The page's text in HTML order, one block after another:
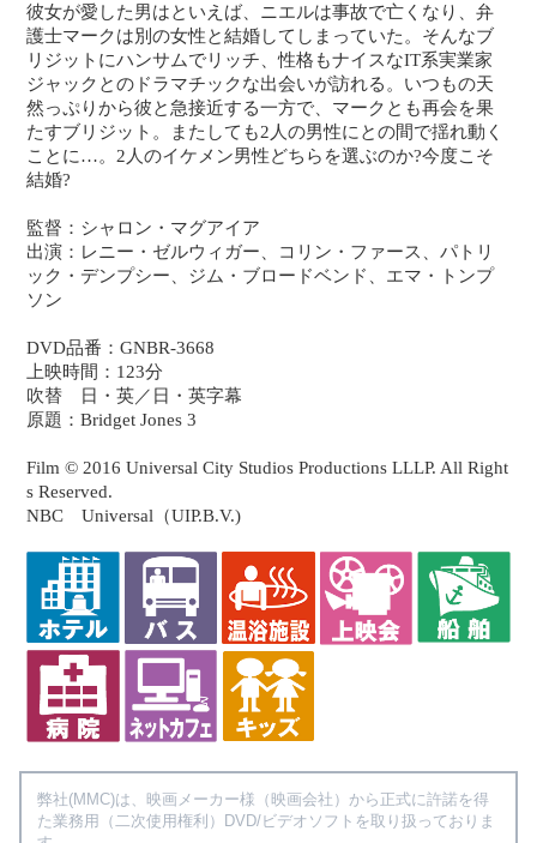
彼女が愛した男はといえば、ニエルは事故で亡くなり、弁
護士マークは別の女性と結婚してしまっていた。そんなブ
リジットにハンサムでリッチ、性格もナイスなIT系実業家
ジャックとのドラマチックな出会いが訪れる。いつもの天
然っぷりから彼と急接近する一方で、マークとも再会を果
たすブリジット。またしても2人の男性にとの間で揺れ動く
ことに…。2人のイケメン男性どちらを選ぶのか?今度こそ
結婚?
監督：シャロン・マグアイア
出演：レニー・ゼルウィガー、コリン・ファース、パトリ
ック・デンプシー、ジム・ブロードベンド、エマ・トンプ
ソン
DVD品番：GNBR-3668
上映時間：123分
吹替 日・英／日・英字幕
原題：Bridget Jones 3
Film © 2016 Universal City Studios Productions LLLP. All Right
s Reserved.
NBC Universal（UIP.B.V.)
弊社(MMC)は、映画メーカー様（映画会社）から正式に許諾を得
た業務用（二次使用権利）DVD/ビデオソフトを取り扱っておりま